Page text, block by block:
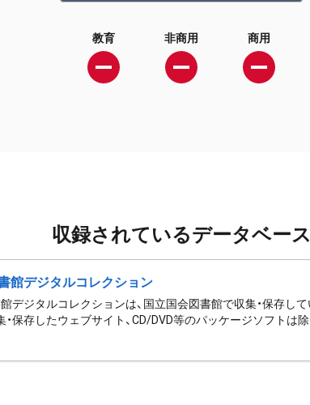
教育 非商用 商用
収録されているデータベース
館デジタルコレクション
デジタルコレクションは、国立国会図書館で収集・保存し
・保存したウェブサイト、CD/DVD等のパッケージソフトは除